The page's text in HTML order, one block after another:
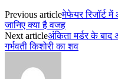
Previous articleमेफेयर रिजॉर्ट
जानिए क्या है वजह
Next articleअंकिता मर्डर के बाद
गर्भवती किशोरी का शव